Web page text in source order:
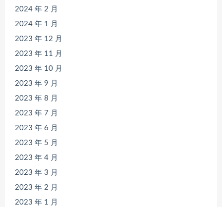
2024 年 2 月
2024 年 1 月
2023 年 12 月
2023 年 11 月
2023 年 10 月
2023 年 9 月
2023 年 8 月
2023 年 7 月
2023 年 6 月
2023 年 5 月
2023 年 4 月
2023 年 3 月
2023 年 2 月
2023 年 1 月